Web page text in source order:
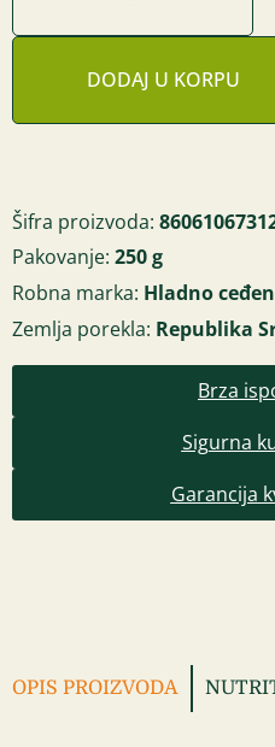
DODAJ U KORPU
Šifra proizvoda:
Pakovanje: 250 g
Robna marka: Hladno
Zemlja porekla: Republika
Brza
Sigurna
Garancija
OPIS PROIZVODA